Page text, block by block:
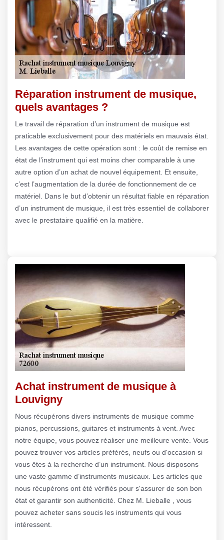
Réparation instrument de musique,
quels avantages ?
Le travail de réparation d’un instrument de musique est
praticable exclusivement pour des matériels en mauvais état.
Les avantages de cette opération sont : le coût de remise en
état de l’instrument qui est moins cher comparable à une
autre option d’un achat de nouvel équipement. Et ensuite,
c’est l’augmentation de la durée de fonctionnement de ce
matériel. Dans le but d’obtenir un résultat fiable en réparation
d’un instrument de musique, il est très essentiel de collaborer
avec le prestataire qualifié en la matière.
Achat instrument de musique à
Louvigny
Nous récupérons divers instruments de musique comme
pianos, percussions, guitares et instruments à vent. Avec
notre équipe, vous pouvez réaliser une meilleure vente. Vous
pouvez trouver vos articles préférés, neufs ou d'occasion si
vous êtes à la recherche d’un instrument. Nous disposons
une vaste gamme d’instruments musicaux. Les articles que
nous récupérons ont été vérifiés pour s'assurer de son bon
état et garantir son authenticité. Chez M. Lieballe , vous
pouvez acheter sans soucis les instruments qui vous
intéressent.